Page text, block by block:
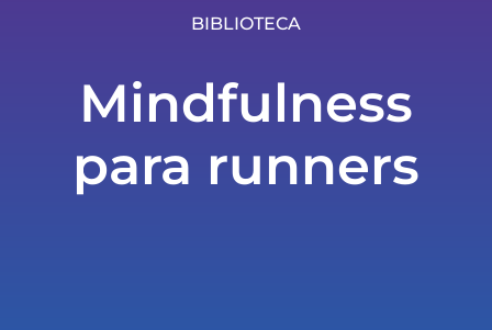
BIBLIOTECA
Mindfulness
para runners